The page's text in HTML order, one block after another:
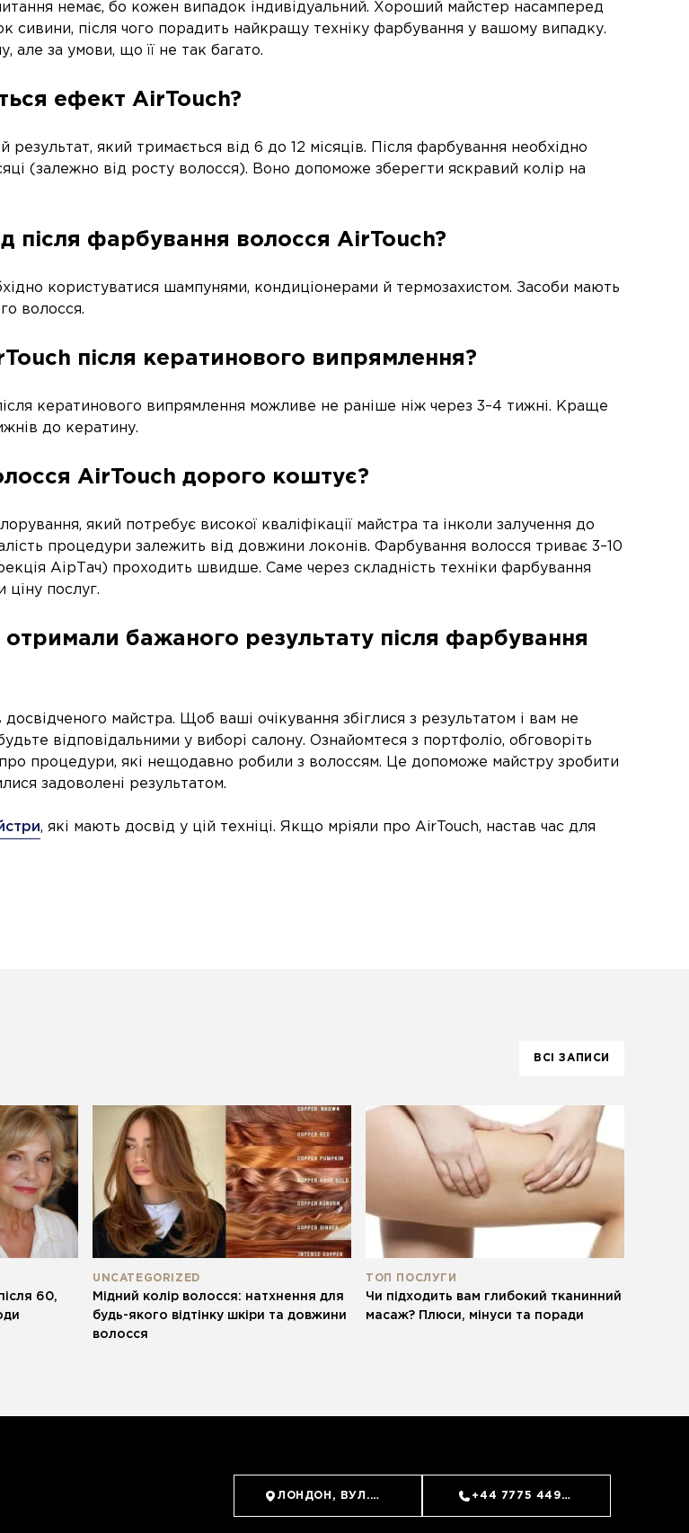
немає, бо кожен випадок індивідуальний. Хороший майстер насамперед
сивини, після чого порадить найкращу техніку фарбування у вашому випадку.
але за умови, що її не так багато.
ефект AirTouch?
результат, який тримається від 6 до 12 місяців. Після фарбування необхідно
(залежно від росту волосся). Воно допоможе зберегти яскравий колір на
після фарбування волосся AirTouch?
користуватися шампунями, кондиціонерами й термозахистом. Засоби мають
волосся.
після кератинового випрямлення?
кератинового випрямлення можливе не раніше ніж через 3–4 тижні. Краще
до кератину.
AirTouch дорого коштує?
який потребує високої кваліфікації майстра та інколи залучення до
процедури залежить від довжини локонів. Фарбування волосся триває 3–10
АірТач) проходить швидше. Саме через складність техніки фарбування
послуг.
бажаного результату після фарбування
майстра. Щоб ваші очікування збіглися з результатом і вам не
відповідальними у виборі салону. Ознайомтеся з портфоліо, обговоріть
про процедури, які нещодавно робили з волоссям. Це допоможе майстру зробити
задоволені результатом.
, які мають досвід у цій техніці. Якщо мріяли про AirTouch, настав час для
ВСІ ЗАПИСИ
60,
UNCATEGORIZED
Мідний колір волосся: натхнення для
будь-якого відтінку шкіри та довжини
волосся
ТОП ПОСЛУГИ
Чи підходить вам глибокий тканинний
масаж? Плюси, мінуси та поради
ЛОНДОН, ВУЛ. ОЛД БРОМПТОН, 62 (SOUTH KENSINGTON)
+44 7775 449715